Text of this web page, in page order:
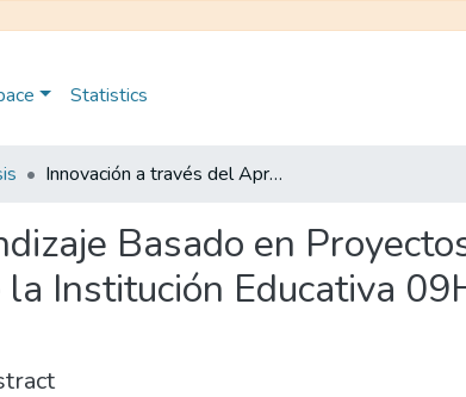
Statistics
Innovación a través del Aprendizaje Basado en Proyectos en el subnivel de Educación Básica Superior de la Institución Educativa 09H01795 del cantón Guayaquil
Basado en
la Institución Educativa